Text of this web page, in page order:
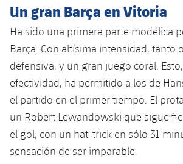
Palmarés
Historia
Entradas
Clasificaciones
Jugadores
Fotos
Calendario
Resultados
Jugadores
Clasificaciones
plusicon
más
Actualidad
Barça C
Junior
Juvenil
Infantil
Campus Verano
PLUSICON
MÁS
Información general
plusicon
más
Noticias
Atletismo
plusicon
más
Un gran Barça en Vitoria
Ha sido una primera parte modélica
Barça. Con altísima intensidad, tanto
defensiva, y un gran juego coral.
efectividad, ha permitido a los de
el partido en el primer tiempo. El
un Robert Lewandowski que sigue
el gol, con un hat-trick en sólo 31
sensación de ser imparable.